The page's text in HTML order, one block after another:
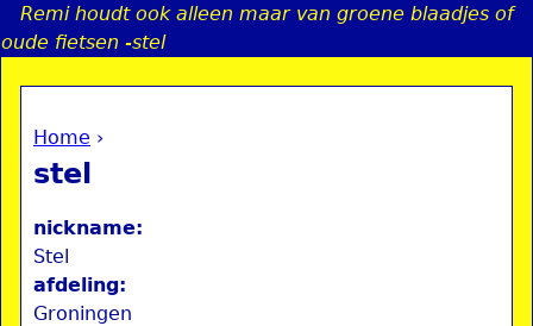
Jump to navigation
Remi houdt ook alleen maar van groene blaadjes of
oude fietsen -stel
You are here
Home ›
stel
nickname:
Stel
afdeling:
Groningen